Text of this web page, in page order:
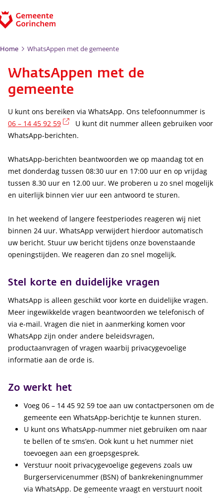
Home WhatsAppen met de gemeente
WhatsAppen met de
gemeente
U kunt ons bereiken via WhatsApp. Ons telefoonnummer is
06 – 14 45 92 59
(externe link)
U kunt dit nummer alleen gebruiken voor
WhatsApp-berichten.
WhatsApp-berichten beantwoorden we op maandag tot en
met donderdag tussen 08:30 uur en 17:00 uur en op vrijdag
tussen 8.30 uur en 12.00 uur. We proberen u zo snel mogelijk
en uiterlijk binnen vier uur een antwoord te sturen.
In het weekend of langere feestperiodes reageren wij niet
binnen 24 uur. WhatsApp verwijdert hierdoor automatisch
uw bericht. Stuur uw bericht tijdens onze bovenstaande
openingstijden. We reageren dan zo snel mogelijk.
Stel korte en duidelijke vragen
WhatsApp is alleen geschikt voor korte en duidelijke vragen.
Meer ingewikkelde vragen beantwoorden we telefonisch of
via e-mail. Vragen die niet in aanmerking komen voor
WhatsApp zijn onder andere beleidsvragen,
productaanvragen of vragen waarbij privacygevoelige
informatie aan de orde is.
Zo werkt het
Voeg 06 – 14 45 92 59 toe aan uw contactpersonen om de
gemeente een WhatsApp-berichtje te kunnen sturen.
U kunt ons WhatsApp-nummer niet gebruiken om naar
te bellen of te sms’en. Ook kunt u het nummer niet
toevoegen aan een groepsgesprek.
Verstuur nooit privacygevoelige gegevens zoals uw
Burgerservicenummer (BSN) of bankrekeningnummer
via WhatsApp. De gemeente vraagt en verstuurt nooit